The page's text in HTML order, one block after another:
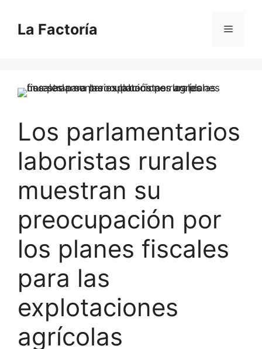
contenido
La Factoría Menú
Los parlamentarios
laboristas rurales
muestran su
preocupación por
los planes fiscales
para las
explotaciones
agrícolas